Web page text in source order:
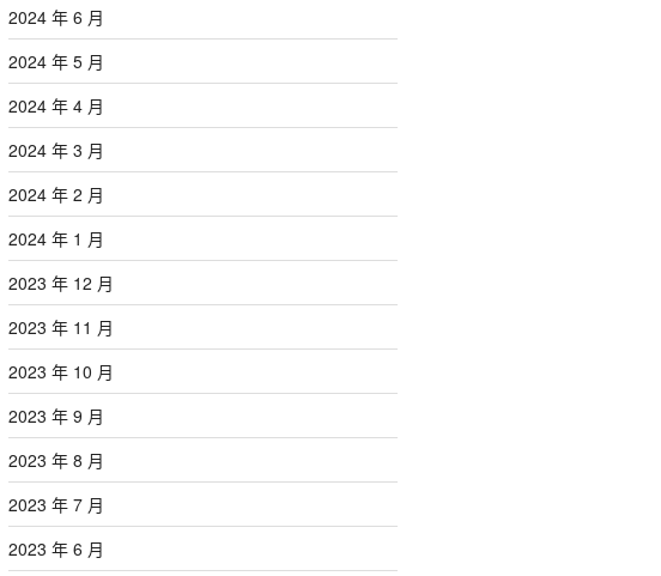
2024 年 6 月
2024 年 5 月
2024 年 4 月
2024 年 3 月
2024 年 2 月
2024 年 1 月
2023 年 12 月
2023 年 11 月
2023 年 10 月
2023 年 9 月
2023 年 8 月
2023 年 7 月
2023 年 6 月